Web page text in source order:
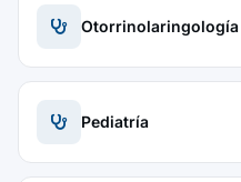
Otorrinolaringología
Pediatría